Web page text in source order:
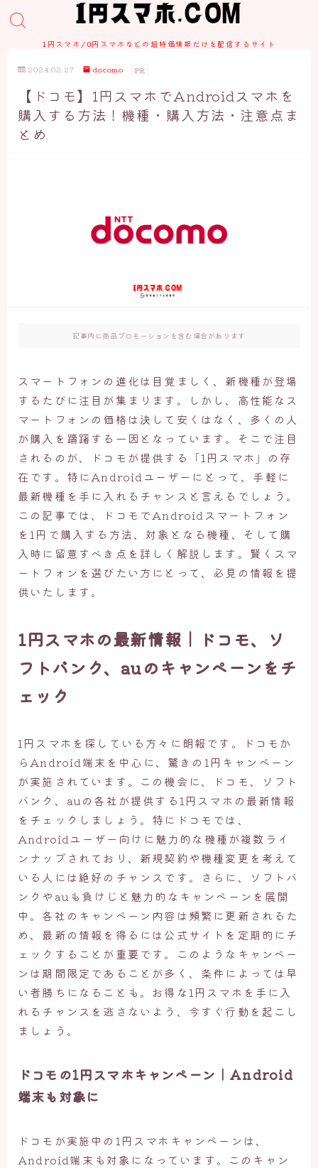
1円スマホ/0円スマホなどの超特価情報だけを配信するサイト
2024.02.27 docomo PR
【ドコモ】1円スマホでAndroidスマホを
購入する方法！機種・購入方法・注意点ま
とめ
記事内に商品プロモーションを含む場合があります
スマートフォンの進化は目覚ましく、新機種が登場
するたびに注目が集まります。しかし、高性能なス
マートフォンの価格は決して安くはなく、多くの人
が購入を躊躇する一因となっています。そこで注目
されるのが、ドコモが提供する「1円スマホ」の存
在です。特にAndroidユーザーにとって、手軽に
最新機種を手に入れるチャンスと言えるでしょう。
この記事では、ドコモでAndroidスマートフォン
を1円で購入する方法、対象となる機種、そして購
入時に留意すべき点を詳しく解説します。賢くスマ
ートフォンを選びたい方にとって、必見の情報を提
供いたします。
1円スマホの最新情報｜ドコモ、ソ
フトバンク、auのキャンペーンをチ
ェック
1円スマホを探している方々に朗報です。ドコモか
らAndroid端末を中心に、驚きの1円キャンペーン
が実施されています。この機会に、ドコモ、ソフト
バンク、auの各社が提供する1円スマホの最新情報
をチェックしましょう。特にドコモでは、
Androidユーザー向けに魅力的な機種が複数ライ
ンナップされており、新規契約や機種変更を考えて
いる人には絶好のチャンスです。さらに、ソフトバ
ンクやauも負けじと魅力的なキャンペーンを展開
中。各社のキャンペーン内容は頻繁に更新されるた
め、最新の情報を得るには公式サイトを定期的にチ
ェックすることが重要です。このようなキャンペー
ンは期間限定であることが多く、条件によっては早
い者勝ちになることも。お得な1円スマホを手に入
れるチャンスを逃さないよう、今すぐ行動を起こし
ましょう。
ドコモの1円スマホキャンペーン｜Android
端末も対象に
ドコモが実施中の1円スマホキャンペーンは、
Android端末も対象になっています。このキャン